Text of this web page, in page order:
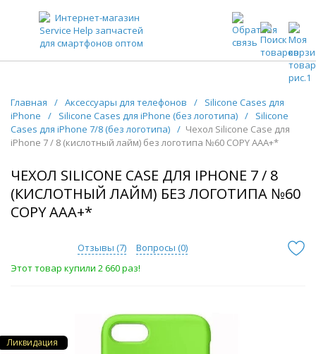
ЗАПЧАСТИ ДЛЯ ТЕЛЕФОНОВ ОПТОМ
Главная / Аксессуары для телефонов /
Silicone Cases для
iPhone
/ Silicone Cases для iPhone (без логотипа) /
Silicone
Cases для iPhone 7/8 (без логотипа) / Чехол Silicone Case для
iPhone 7 / 8 (кислотный лайм) без логотипа №60 COPY AAA+*
ЧЕХОЛ SILICONE CASE ДЛЯ IPHONE 7 / 8
(КИСЛОТНЫЙ ЛАЙМ) БЕЗ ЛОГОТИПА №60
COPY AAA+*
Отзывы (7) Вопросы (0)
Этот товар купили 2 660 раз!
Ликвидация